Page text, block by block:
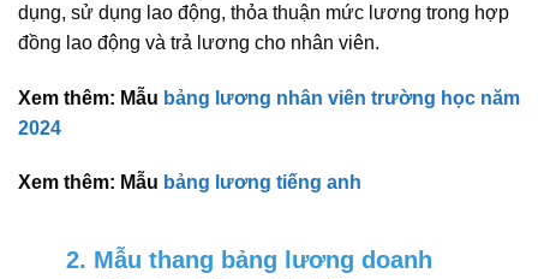
dụng, sử dụng lao động, thỏa thuận mức lương trong hợp
đồng lao động và trả lương cho nhân viên.
Xem thêm: Mẫu bảng lương nhân viên trường học năm
2024
Xem thêm: Mẫu bảng lương tiếng anh
2. Mẫu thang bảng lương doanh